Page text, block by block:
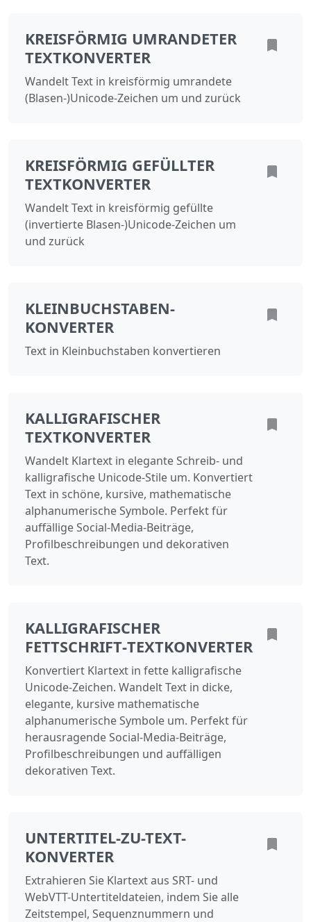
KREISFÖRMIG UMRANDETER
TEXTKONVERTER
Wandelt Text in kreisförmig umrandete
(Blasen‑)Unicode‑Zeichen um und zurück
KREISFÖRMIG GEFÜLLTER
TEXTKONVERTER
Wandelt Text in kreisförmig gefüllte
(invertierte Blasen‑)Unicode‑Zeichen um
und zurück
KLEINBUCHSTABEN-
KONVERTER
Text in Kleinbuchstaben konvertieren
KALLIGRAFISCHER
TEXTKONVERTER
Wandelt Klartext in elegante Schreib- und
kalligrafische Unicode‑Stile um. Konvertiert
Text in schöne, kursive, mathematische
alphanumerische Symbole. Perfekt für
auffällige Social‑Media‑Beiträge,
Profilbeschreibungen und dekorativen
Text.
KALLIGRAFISCHER
FETTSCHRIFT‑TEXTKONVERTER
Konvertiert Klartext in fette kalligrafische
Unicode‑Zeichen. Wandelt Text in dicke,
elegante, kursive mathematische
alphanumerische Symbole um. Perfekt für
herausragende Social‑Media‑Beiträge,
Profilbeschreibungen und auffälligen
dekorativen Text.
UNTERTITEL-ZU-TEXT-
KONVERTER
Extrahieren Sie Klartext aus SRT- und
WebVTT-Untertiteldateien, indem Sie alle
Zeitstempel, Sequenznummern und